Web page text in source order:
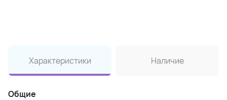
Характеристики Наличие
Общие